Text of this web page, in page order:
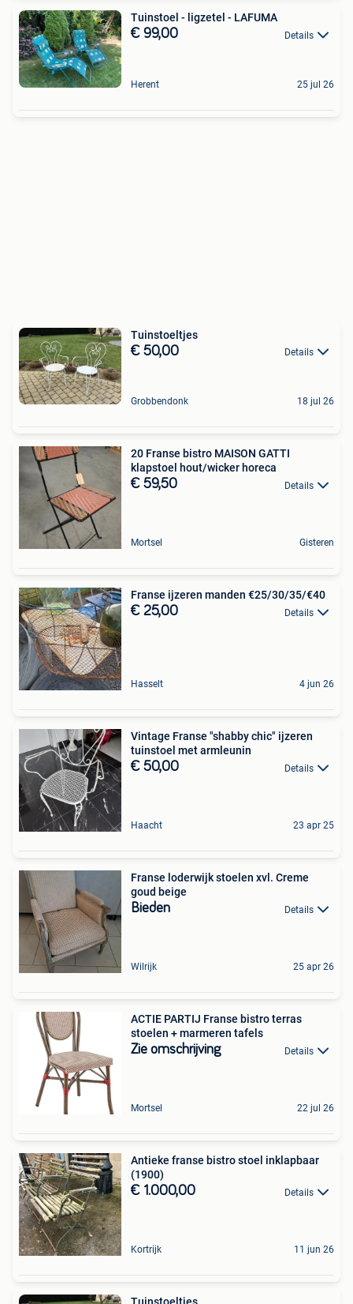
Tuinstoel - ligzetel - LAFUMA
€ 99,00 Details
Herent 25 jul 26
Tuinstoeltjes
€ 50,00 Details
Grobbendonk 18 jul 26
20 Franse bistro MAISON GATTI
klapstoel hout/wicker horeca
€ 59,50 Details
Mortsel Gisteren
Franse ijzeren manden €25/30/35/€40
€ 25,00 Details
Hasselt 4 jun 26
Vintage Franse "shabby chic" ijzeren
tuinstoel met armleunin
€ 50,00 Details
Haacht 23 apr 25
Franse loderwijk stoelen xvl. Creme
goud beige
Bieden Details
Wilrijk 25 apr 26
ACTIE PARTIJ Franse bistro terras
stoelen + marmeren tafels
Zie omschrijving Details
Mortsel 22 jul 26
Antieke franse bistro stoel inklapbaar
(1900)
€ 1.000,00 Details
Kortrijk 11 jun 26